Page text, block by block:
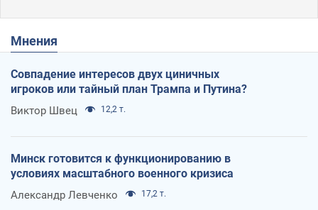
Мнения
Совпадение интересов двух циничных
игроков или тайный план Трампа и Путина?
Виктор Швец 12,2 т.
Минск готовится к функционированию в
условиях масштабного военного кризиса
Александр Левченко 17,2 т.